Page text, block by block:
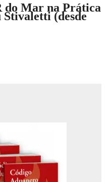
do Mar na Prática
(desde